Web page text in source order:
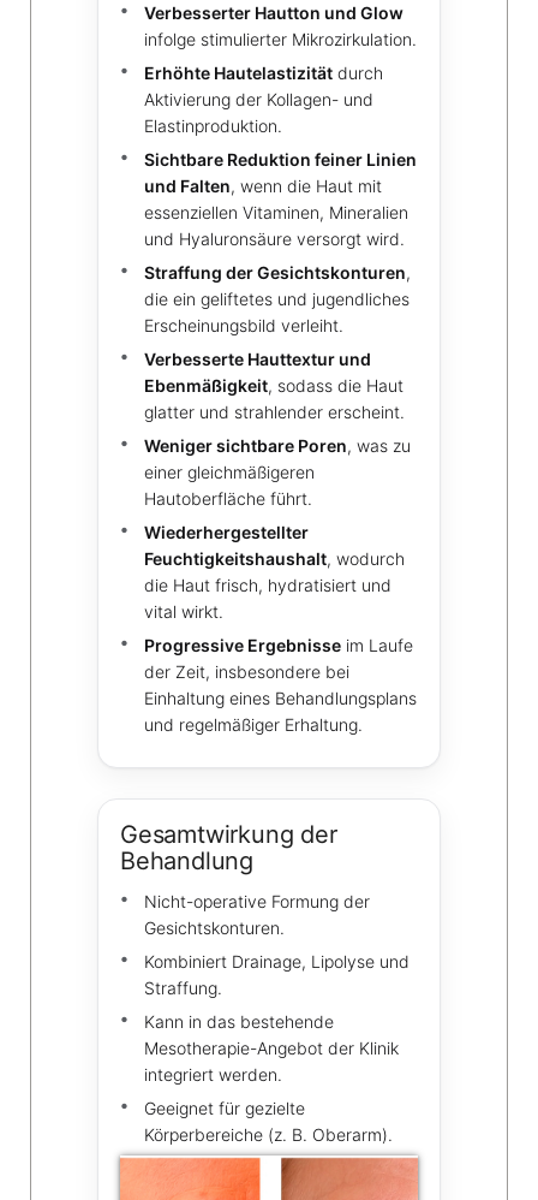
Verbesserter Hautton und Glow
infolge stimulierter Mikrozirkulation.
Erhöhte Hautelastizität durch
Aktivierung der Kollagen- und
Elastinproduktion.
Sichtbare Reduktion feiner Linien
und Falten, wenn die Haut mit
essenziellen Vitaminen, Mineralien
und Hyaluronsäure versorgt wird.
Straffung der Gesichtskonturen,
die ein geliftetes und jugendliches
Erscheinungsbild verleiht.
Verbesserte Hauttextur und
Ebenmäßigkeit, sodass die Haut
glatter und strahlender erscheint.
Weniger sichtbare Poren, was zu
einer gleichmäßigeren
Hautoberfläche führt.
Wiederhergestellter
Feuchtigkeitshaushalt, wodurch
die Haut frisch, hydratisiert und
vital wirkt.
Progressive Ergebnisse im Laufe
der Zeit, insbesondere bei
Einhaltung eines Behandlungsplans
und regelmäßiger Erhaltung.
Gesamtwirkung der
Behandlung
Nicht-operative Formung der
Gesichtskonturen.
Kombiniert Drainage, Lipolyse und
Straffung.
Kann in das bestehende
Mesotherapie-Angebot der Klinik
integriert werden.
Geeignet für gezielte
Körperbereiche (z. B. Oberarm).